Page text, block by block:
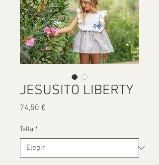
JESUSITO LIBERTY
74,50 €
Talla *